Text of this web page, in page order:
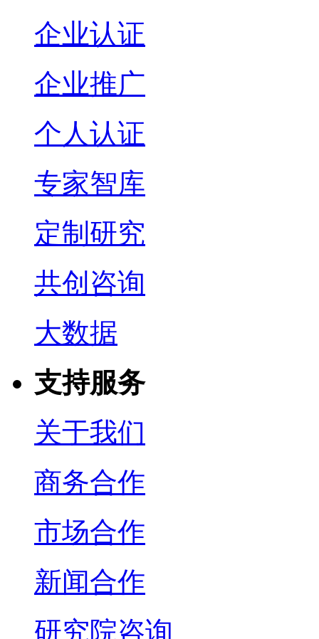
企业认证
企业推广
个人认证
专家智库
定制研究
共创咨询
大数据
支持服务
关于我们
商务合作
市场合作
新闻合作
研究院咨询